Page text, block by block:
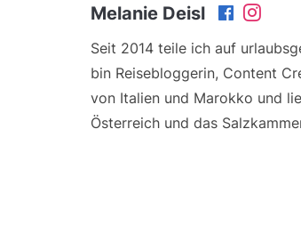
Melanie Deisl
Seit 2014 teile ich auf
bin Reisebloggerin, Content
von Italien und Marokko und
Österreich und das